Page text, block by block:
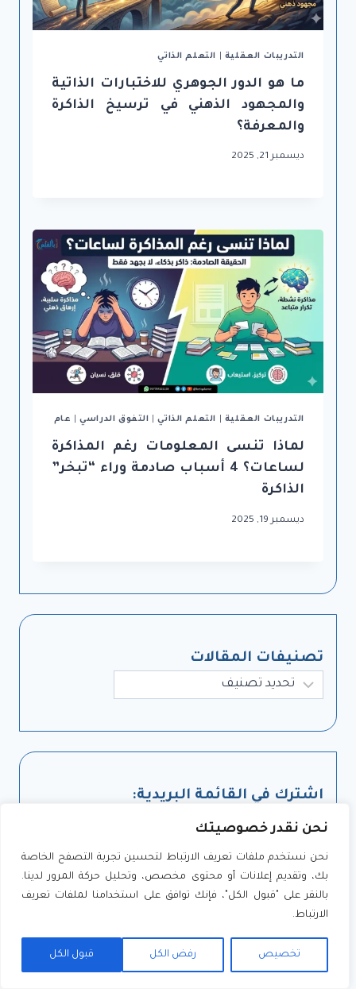
نحن نقدر خصوصيتك
نحن نستخدم ملفات تعريف الارتباط لتحسين تجربة التصفح الخاصة
بك، وتقديم إعلانات أو محتوى مخصص، وتحليل حركة المرور لدينا.
بالنقر على "قبول الكل"، فإنك توافق على استخدامنا لملفات تعريف
الارتباط.
تخصيص رفض الكل قبول الكل
التدريبات العقلية التعلم الذاتي
ما هو الدور الجوهري للاختبارات الذاتية
والمجهود الذهني في ترسيخ الذاكرة
والمعرفة؟
ديسمبر 21, 2025
التدريبات العقلية التعلم الذاتي| التفوق الدراسي| عام
لماذا تنسى المعلومات رغم المذاكرة
لساعات؟ 4 أسباب صادمة وراء “تبخر”
الذاكرة
ديسمبر 19, 2025
تصنيفات المقالات
تصنيفات
اشترك في القائمة البريدية:
اشترك